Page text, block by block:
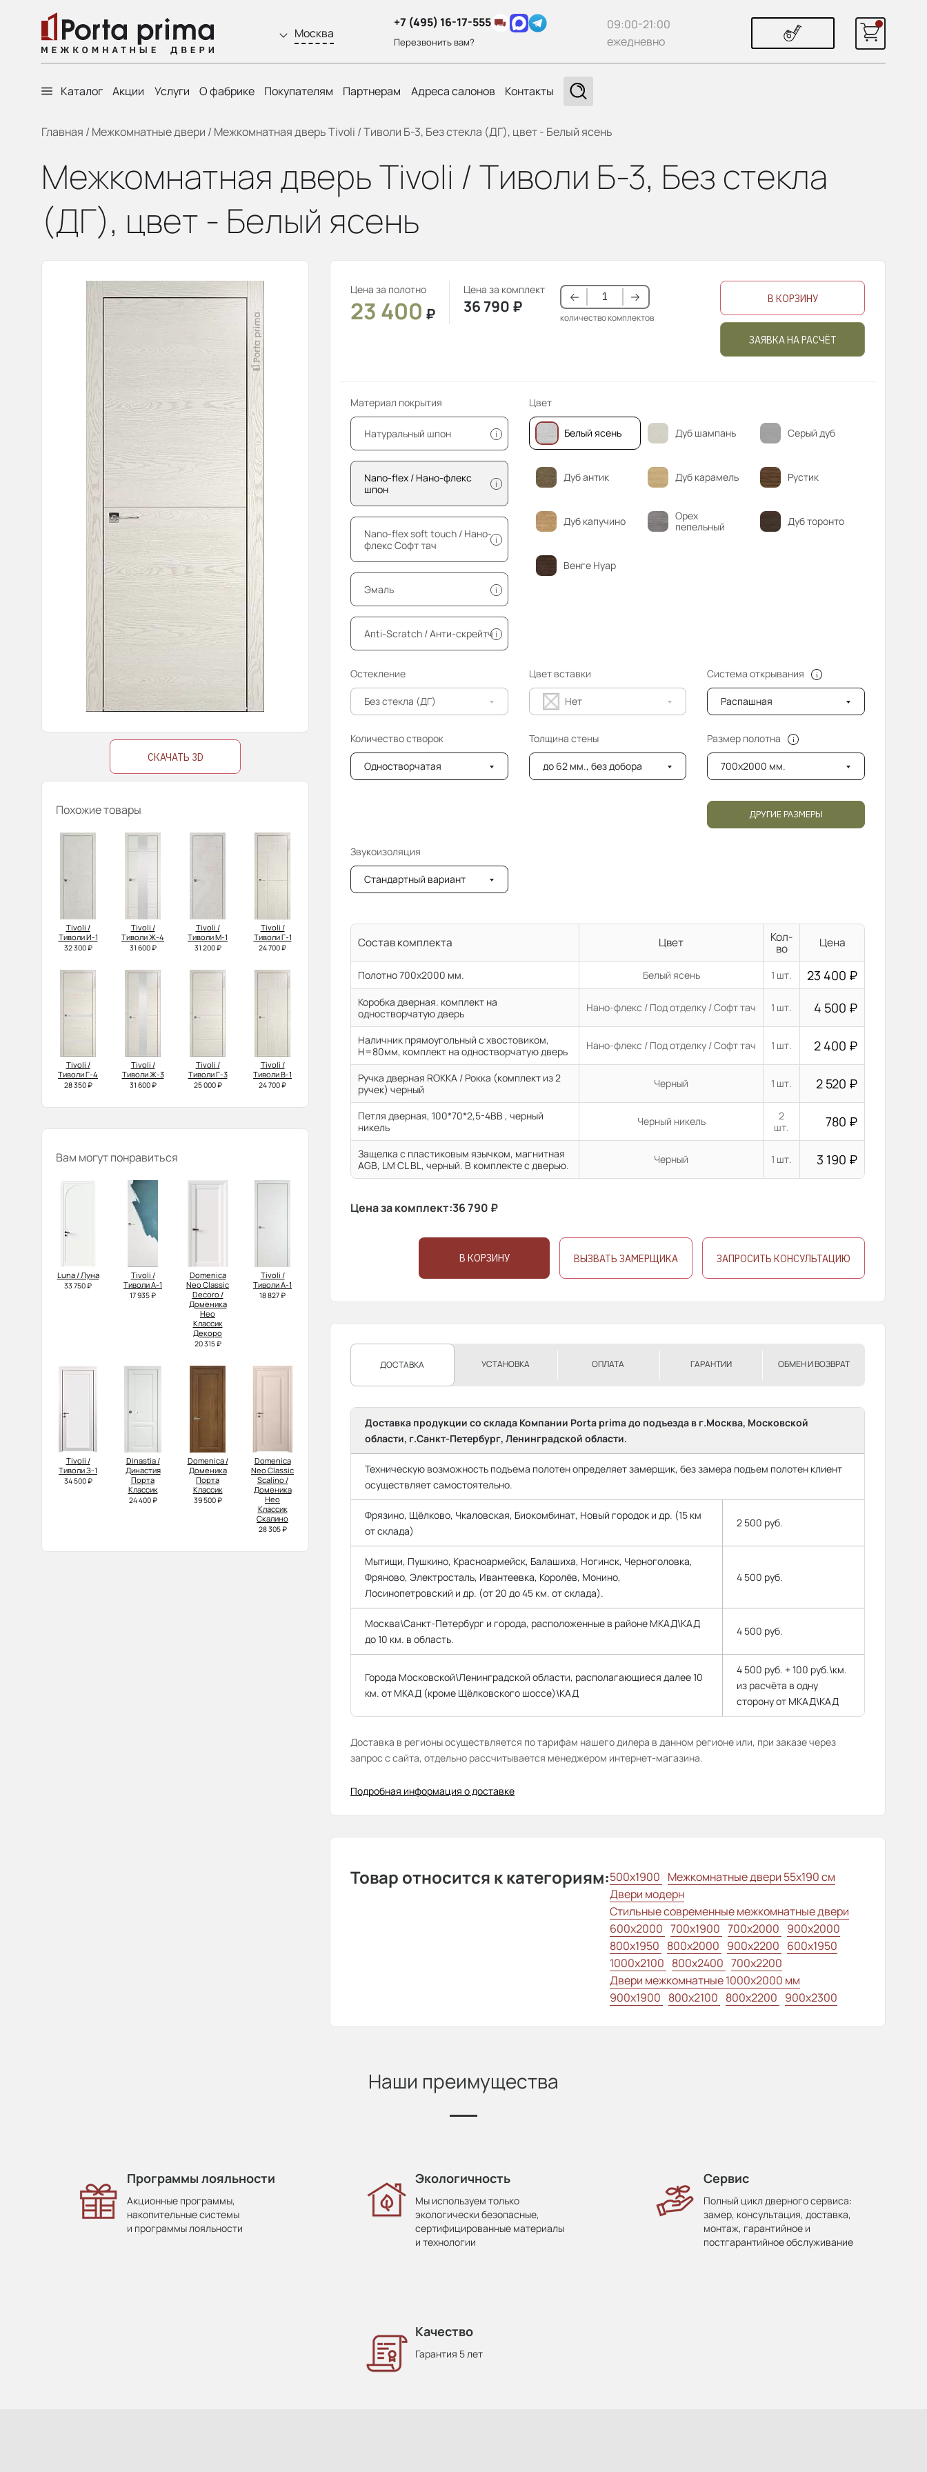
Москва
+7 (495) 16-17-555
Перезвонить вам?
09:00-21:00
ежедневно
Каталог Акции Услуги О фабрике Покупателям Партнерам Адреса салонов Контакты
Главная / Межкомнатные двери / Межкомнатная дверь Tivoli / Тиволи Б-3, Без стекла (ДГ), цвет - Белый ясень
Межкомнатная дверь Tivoli / Тиволи Б-3, Без стекла
(ДГ), цвет - Белый ясень
СКАЧАТЬ 3D
Похожие товары
Tivoli /
Тиволи И-1
32 300 ₽
Tivoli /
Тиволи Ж-4
31 600 ₽
Tivoli /
Тиволи М-1
31 200 ₽
Tivoli /
Тиволи Г-1
24 700 ₽
Tivoli /
Тиволи Г-4
28 350 ₽
Tivoli /
Тиволи Ж-3
31 600 ₽
Tivoli /
Тиволи Г-3
25 000 ₽
Tivoli /
Тиволи В-1
24 700 ₽
Вам могут понравиться
Luna / Луна
33 750 ₽
Tivoli /
Тиволи А-1
17 935 ₽
Domenica
Neo Classic
Decoro /
Доменика
Нео
Классик
Декоро
20 315 ₽
Tivoli /
Тиволи А-1
18 827 ₽
Tivoli /
Тиволи З-1
34 500 ₽
Dinastia /
Династия
Порта
Классик
24 400 ₽
Domenica /
Доменика
Порта
Классик
39 500 ₽
Domenica
Neo Classic
Scalino /
Доменика
Нео
Классик
Скалино
28 305 ₽
Цена за полотно
23 400 ₽
Цена за комплект
36 790 ₽
количество комплектов
В КОРЗИНУ
ЗАЯВКА НА РАСЧЁТ
Материал покрытия
Натуральный шпон i
Nano-flex / Нано-флекс
шпон
i
Nano-flex soft touch / Нано-
флекс Софт тач
i
Эмаль i
Апti-Sсrаtсh / Анти-скрейтч i
Цвет
Белый ясень Дуб шампань Серый дуб
Дуб антик Дуб карамель Рустик
Дуб капучино
Орех
пепельный
Дуб торонто
Венге Нуар
Остекление
Без стекла (ДГ)
Цвет вставки
Нет
Система открывания
Распашная
Количество створок
Одностворчатая
Толщина стены
до 62 мм., без добора
Размер полотна
700x2000 мм.
ДРУГИЕ РАЗМЕРЫ
Звукоизоляция
Стандартный вариант
Состав комплекта Цвет
Кол-
во
Цена
Полотно 700x2000 мм. Белый ясень 1 шт. 23 400 ₽
Коробка дверная. комплект на
одностворчатую дверь
Нано-флекс / Под отделку / Софт тач 1 шт. 4 500 ₽
Наличник прямоугольный с хвостовиком,
H=80мм, комплект на одностворчатую дверь
Нано-флекс / Под отделку / Софт тач 1 шт. 2 400 ₽
Ручка дверная ROKKA / Рокка (комплект из 2
ручек) черный
Черный 1 шт. 2 520 ₽
Петля дверная, 100*70*2,5-4ВВ , черный
никель
Черный никель
2
шт.
780 ₽
Защелка с пластиковым язычком, магнитная
AGB, LM CL BL, черный. В комплекте с дверью.
Черный 1 шт. 3 190 ₽
Цена за комплект:36 790 ₽
В КОРЗИНУ ВЫЗВАТЬ ЗАМЕРЩИКА ЗАПРОСИТЬ КОНСУЛЬТАЦИЮ
ДОСТАВКА УСТАНОВКА ОПЛАТА ГАРАНТИИ ОБМЕН И ВОЗВРАТ
Доставка продукции со склада Компании Porta prima до подъезда в г.Москва, Московской
области, г.Санкт-Петербург, Ленинградской области.
Техническую возможность подъема полотен определяет замерщик, без замера подъем полотен клиент
осуществляет самостоятельно.
Фрязино, Щёлково, Чкаловская, Биокомбинат, Новый городок и др. (15 км
от склада)
2 500 руб.
Мытищи, Пушкино, Красноармейск, Балашиха, Ногинск, Черноголовка,
Фряново, Электросталь, Ивантеевка, Королёв, Монино,
Лосинопетровский и др. (от 20 до 45 км. от склада).
4 500 руб.
Москва\Санкт-Петербург и города, расположенные в районе МКАД\КАД
до 10 км. в область.
4 500 руб.
Города Московской\Ленинградской области, располагающиеся далее 10
км. от МКАД (кроме Щёлковского шоссе)\КАД
4 500 руб. + 100 руб.\км.
из расчёта в одну
сторону от МКАД\КАД
Доставка в регионы осуществляется по тарифам нашего дилера в данном регионе или, при заказе через
запрос с сайта, отдельно рассчитывается менеджером интернет-магазина.
Подробная информация о доставке
Товар относится к категориям:500x1900 Межкомнатные двери 55х190 см
Двери модерн
Стильные современные межкомнатные двери
600x2000 700x1900 700x2000 900x2000
800х1950 800x2000 900x2200 600x1950
1000x2100 800x2400 700x2200
Двери межкомнатные 1000х2000 мм
900x1900 800x2100 800x2200 900x2300
Наши преимущества
Программы лояльности
Акционные программы,
накопительные системы
и программы лояльности
Экологичность
Мы используем только
экологически безопасные,
сертифицированные материалы
и технологии
Сервис
Полный цикл дверного сервиса:
замер, консультация, доставка,
монтаж, гарантийное и
постгарантийное обслуживание
Качество
Гарантия 5 лет